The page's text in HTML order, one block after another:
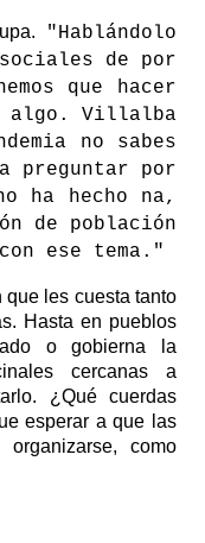
"Hablándolo
de por
que hacer
algo. Villalba
no sabes
preguntar por
ha hecho na,
de población
ese tema."
que les cuesta tanto
Hasta en pueblos
o gobierna la
cercanas a
¿Qué cuerdas
esperar a que las
como